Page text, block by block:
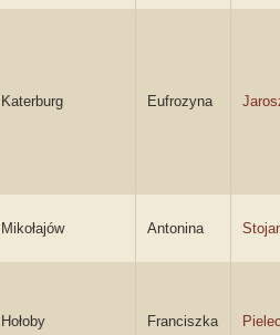
Katerburg Eufrozyna
Mikołajów Antonina
Hołoby Franciszka